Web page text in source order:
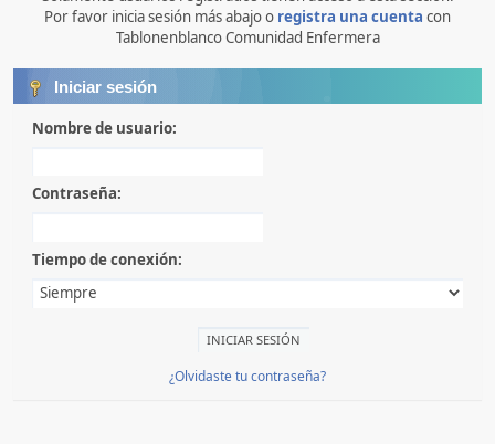
Por favor inicia sesión más abajo o registra una cuenta con
Tablonenblanco Comunidad Enfermera
Iniciar sesión
Nombre de usuario:
Contraseña:
Tiempo de conexión:
¿Olvidaste tu contraseña?